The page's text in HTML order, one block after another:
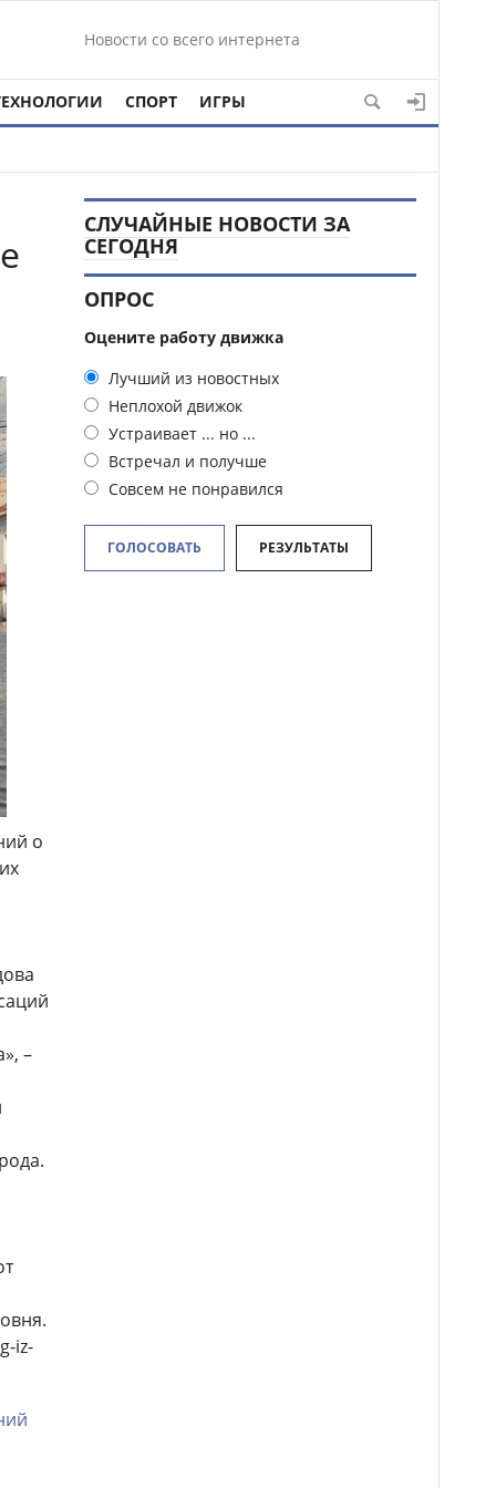
Новости со всего интернета
СПОРТ ИГРЫ
о
–
iz-
СЛУЧАЙНЫЕ НОВОСТИ ЗА
СЕГОДНЯ
ОПРОС
Оцените работу движка
Лучший из новостных
Неплохой движок
Устраивает ... но ...
Встречал и получше
Совсем не понравился
ГОЛОСОВАТЬ РЕЗУЛЬТАТЫ